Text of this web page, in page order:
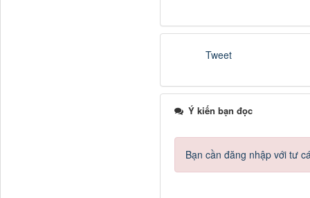
Tweet
Ý kiến bạn đọc
Bạn cần đăng nhập với tư